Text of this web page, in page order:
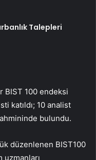
Talepleri
BIST 100 endeksi
katıldı; 10 analist
bulundu.
düzenlenen BIST100
uzmanları